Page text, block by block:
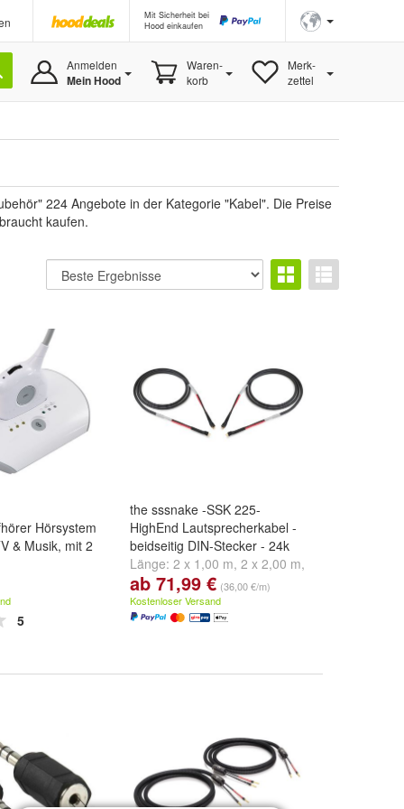
Mit Sicherheit bei
Hood einkaufen
Anmelden
Mein Hood
Waren-
korb
Merk-
zettel
224 Angebote in der Kategorie "Kabel". Die Preise
kaufen.
Hörsystem
& Musik, mit 2
5
the sssnake -SSK 225-
HighEnd Lautsprecherkabel -
beidseitig DIN-Stecker - 24k
Länge: 2 x 1,00 m, 2 x 2,00 m,
2 x 3,00 mund weitere ...
ab 71,99 € (36,00 €/m)
Kostenloser Versand